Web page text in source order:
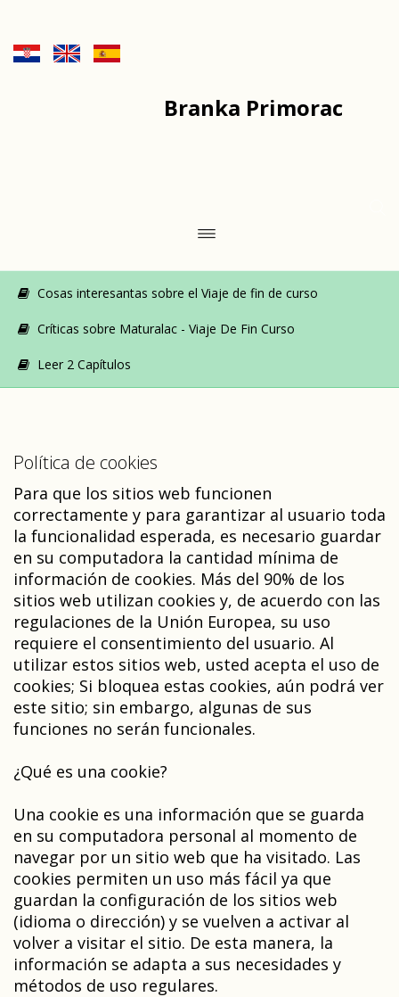
Branka Primorac
Cosas interesantas sobre el Viaje de fin de curso
Críticas sobre Maturalac - Viaje De Fin Curso
Leer 2 Capítulos
Política de cookies
Para que los sitios web funcionen
correctamente y para garantizar al usuario toda
la funcionalidad esperada, es necesario guardar
en su computadora la cantidad mínima de
información de cookies. Más del 90% de los
sitios web utilizan cookies y, de acuerdo con las
regulaciones de la Unión Europea, su uso
requiere el consentimiento del usuario. Al
utilizar estos sitios web, usted acepta el uso de
cookies; Si bloquea estas cookies, aún podrá ver
este sitio; sin embargo, algunas de sus
funciones no serán funcionales.
¿Qué es una cookie?
Una cookie es una información que se guarda
en su computadora personal al momento de
navegar por un sitio web que ha visitado. Las
cookies permiten un uso más fácil ya que
guardan la configuración de los sitios web
(idioma o dirección) y se vuelven a activar al
volver a visitar el sitio. De esta manera, la
información se adapta a sus necesidades y
métodos de uso regulares.